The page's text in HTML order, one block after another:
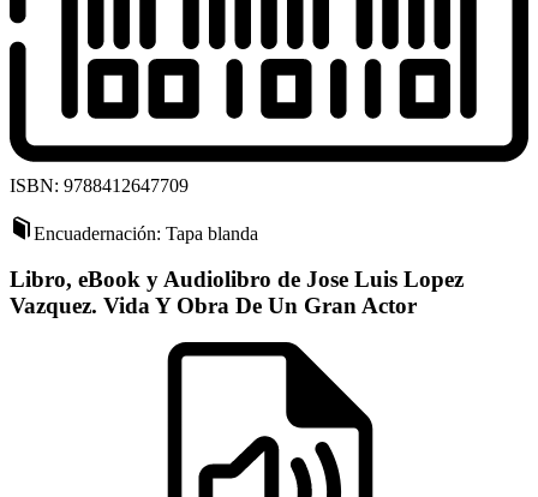
ISBN: 9788412647709
Encuadernación: Tapa blanda
Libro, eBook y Audiolibro de Jose Luis Lopez
Vazquez. Vida Y Obra De Un Gran Actor